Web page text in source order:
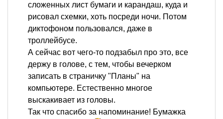
сложенных лист бумаги и карандаш, куда и
рисовал схемки, хоть посреди ночи. Потом
диктофоном пользовался, даже в
троллейбусе.
А сейчас вот чего-то подзабыл про это, все
держу в голове, с тем, чтобы вечерком
записать в страничку "Планы" на
компьютере. Естественно многое
выскакивает из головы.
Так что спасибо за напоминание! Бумажка